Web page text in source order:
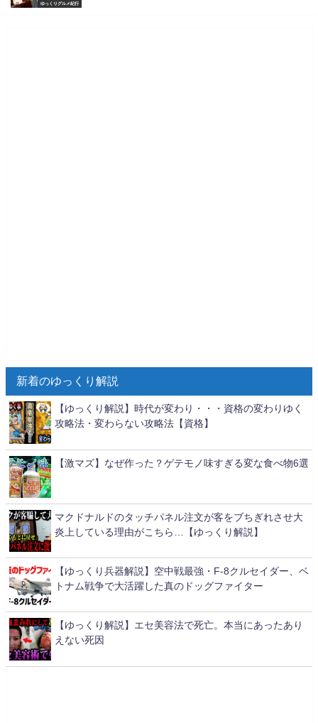
ゆっくりグルメ紀行
新着のゆっくり解説
【ゆっくり解説】時代が変わり・・・資格の変わりゆく
攻略法・変わらない攻略法【資格】
【激マズ】なぜ作った？ゲテモノ味すぎる変な食べ物6選
マクドナルドのタッチパネル注文が客をブちぎれさせ大
炎上している理由がこちら…【ゆっくり解説】
【ゆっくり兵器解説】空中戦最強・F-8クルセイダー、ベ
トナム戦争で大活躍した真のドッグファイター
【ゆっくり解説】エセ美容法で死亡。本当にあったあり
えない死因